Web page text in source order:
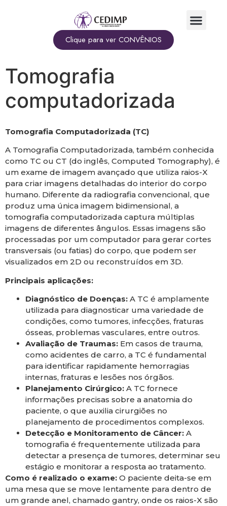
Clique para ver CONVÊNIOS
Tomografia
computadorizada
Tomografia Computadorizada (TC)
A Tomografia Computadorizada, também conhecida
como TC ou CT (do inglês, Computed Tomography), é
um exame de imagem avançado que utiliza raios-X
para criar imagens detalhadas do interior do corpo
humano. Diferente da radiografia convencional, que
produz uma única imagem bidimensional, a
tomografia computadorizada captura múltiplas
imagens de diferentes ângulos. Essas imagens são
processadas por um computador para gerar cortes
transversais (ou fatias) do corpo, que podem ser
visualizados em 2D ou reconstruídos em 3D.
Principais aplicações:
Diagnóstico de Doenças: A TC é amplamente
utilizada para diagnosticar uma variedade de
condições, como tumores, infecções, fraturas
ósseas, problemas vasculares, entre outros.
Avaliação de Traumas: Em casos de trauma,
como acidentes de carro, a TC é fundamental
para identificar rapidamente hemorragias
internas, fraturas e lesões nos órgãos.
Planejamento Cirúrgico: A TC fornece
informações precisas sobre a anatomia do
paciente, o que auxilia cirurgiões no
planejamento de procedimentos complexos.
Detecção e Monitoramento de Câncer: A
tomografia é frequentemente utilizada para
detectar a presença de tumores, determinar seu
estágio e monitorar a resposta ao tratamento.
Como é realizado o exame: O paciente deita-se em
uma mesa que se move lentamente para dentro de
um grande anel, chamado gantry, onde os raios-X são